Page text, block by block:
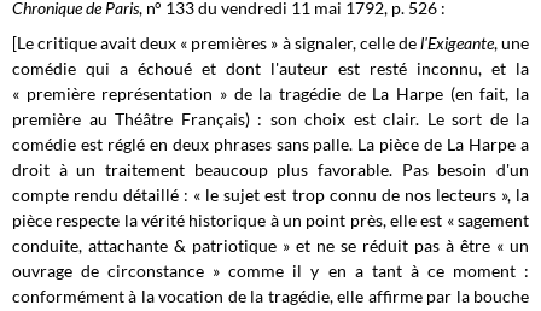
Chronique de Paris, n° 133 du vendredi 11 mai 1792, p. 526 :
[Le critique avait deux « premières » à signaler, celle del'Exigeante, une
comédie qui a échoué et dont l'auteur est resté inconnu, et la
« première représentation » de la tragédie de La Harpe (en fait, la
première au Théâtre Français) : son choix est clair. Le sort de la
comédie est réglé en deux phrases sans palle. La pièce de La Harpe a
droit à un traitement beaucoup plus favorable. Pas besoin d'un
compte rendu détaillé : « le sujet est trop connu de nos lecteurs », la
pièce respecte la vérité historique à un point près, elle est « sagement
conduite, attachante & patriotique » et ne se réduit pas à être « un
ouvrage de circonstance » comme il y en a tant à ce moment :
conformément à la vocation de la tragédie, elle affirme par la bouche